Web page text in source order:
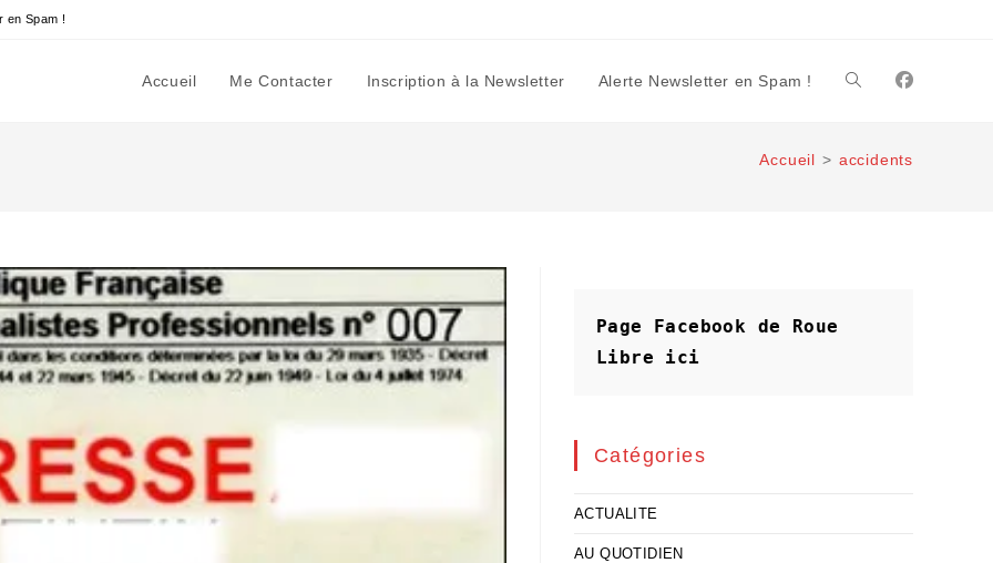
en Spam !
Accueil Me Contacter Inscription à la Newsletter Alerte Newsletter en Spam ! Toggle
website
Accueil > accidents
Page Facebook de Roue
Libre
ici
Catégories
ACTUALITE
AU QUOTIDIEN